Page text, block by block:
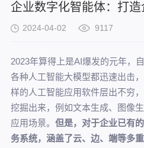
企业数字化智能体：打
2024-04-02 9117
2023年算得上是AI爆发的元年，
各种人工智能大模型都迅速出击
样的人工智能应用软件层出不穷
挖掘出来，例如文本生成、图像
应用场景。 但是，对于企业已有
务系统，涵盖了云、边、端等多